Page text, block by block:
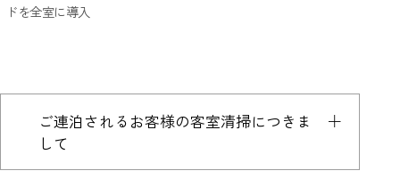
ドを全室に導入
ご連泊されるお客様の客室清掃につきま
して